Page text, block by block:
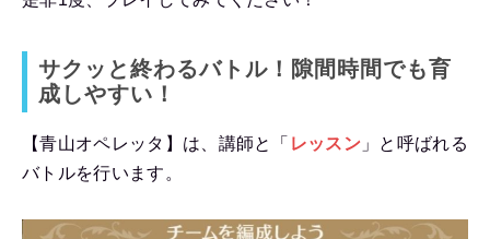
サクッと終わるバトル！隙間時間でも育
成しやすい！
【青山オペレッタ】は、講師と「 レッスン 」と呼ばれる
バトルを行います。